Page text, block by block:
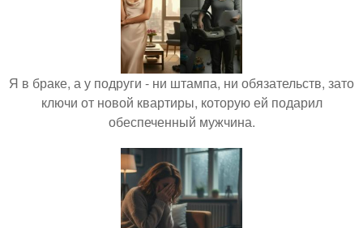
Я в браке, а у подруги - ни штампа, ни обязательств, зато
ключи от новой квартиры, которую ей подарил
обеспеченный мужчина.